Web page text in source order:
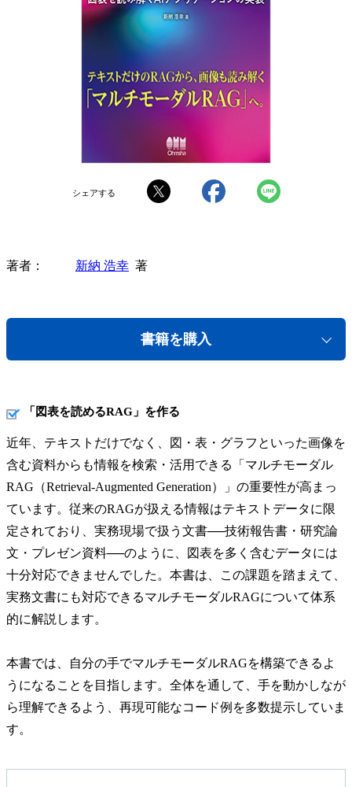
シェアする
著者 新納 浩幸 著
書籍を購入
「図表を読めるRAG」を作る
近年、テキストだけでなく、図・表・グラフといった画像を
含む資料からも情報を検索・活用できる「マルチモーダル
RAG（Retrieval-Augmented Generation）」の重要性が高まっ
ています。従来のRAGが扱える情報はテキストデータに限
定されており、実務現場で扱う文書──技術報告書・研究論
文・プレゼン資料──のように、図表を多く含むデータには
十分対応できませんでした。本書は、この課題を踏まえて、
実務文書にも対応できるマルチモーダルRAGについて体系
的に解説します。
本書では、自分の手でマルチモーダルRAGを構築できるよ
うになることを目指します。全体を通して、手を動かしなが
ら理解できるよう、再現可能なコード例を多数提示していま
す。